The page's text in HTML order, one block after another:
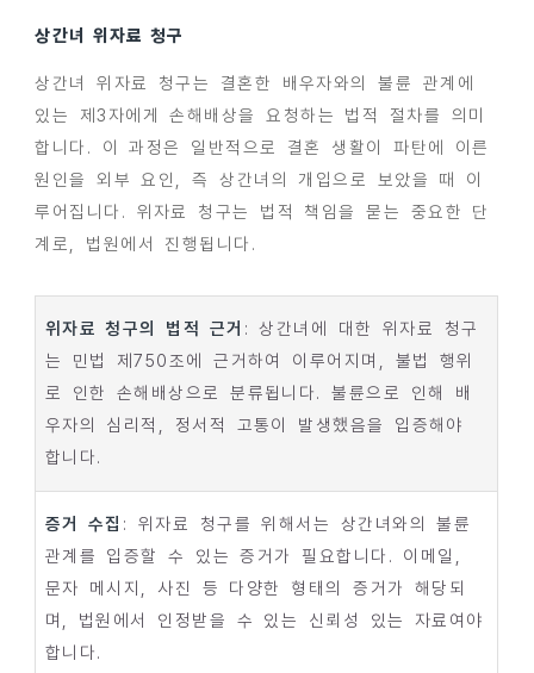
상간녀 위자료 청구
상간녀 위자료 청구는 결혼한 배우자와의 불륜 관계에
있는 제3자에게 손해배상을 요청하는 법적 절차를 의미
합니다. 이 과정은 일반적으로 결혼 생활이 파탄에 이른
원인을 외부 요인, 즉 상간녀의 개입으로 보았을 때 이
루어집니다. 위자료 청구는 법적 책임을 묻는 중요한 단
계로, 법원에서 진행됩니다.
위자료 청구의 법적 근거 : 상간녀에 대한 위자료 청구
는 민법 제750조에 근거하여 이루어지며, 불법 행위
로 인한 손해배상으로 분류됩니다. 불륜으로 인해 배
우자의 심리적, 정서적 고통이 발생했음을 입증해야
합니다.
증거 수집 : 위자료 청구를 위해서는 상간녀와의 불륜
관계를 입증할 수 있는 증거가 필요합니다. 이메일,
문자 메시지, 사진 등 다양한 형태의 증거가 해당되
며, 법원에서 인정받을 수 있는 신뢰성 있는 자료여야
합니다.